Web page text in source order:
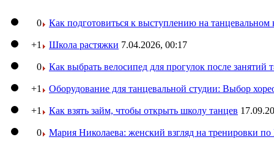
0 Как подготовиться к выступлению на танцевальном
+1 Школа растяжки 7.04.2026, 00:17
0 Как выбрать велосипед для прогулок после занятий
+1 Оборудование для танцевальной студии: Выбор
+1 Как взять займ, чтобы открыть школу танцев
0 Мария Николаева: женский взгляд на тренировки